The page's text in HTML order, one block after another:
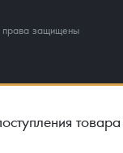
защищены
товара